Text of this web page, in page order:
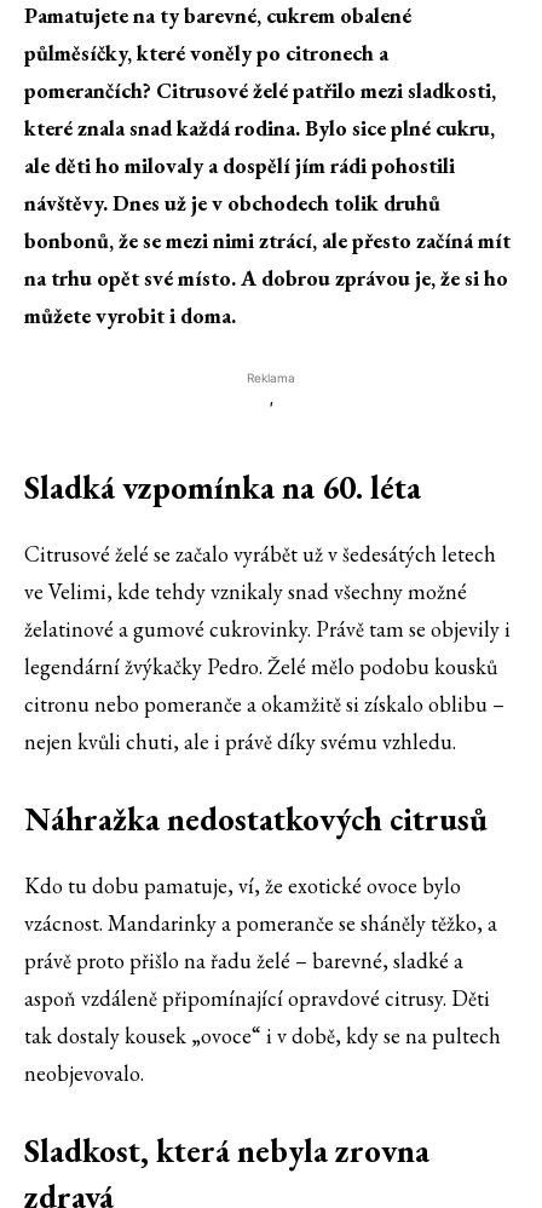
Pamatujete na ty barevné, cukrem obalené
půlměsíčky, které voněly po citronech a
pomerančích? Citrusové želé patřilo mezi sladkosti,
které znala snad každá rodina. Bylo sice plné cukru,
ale děti ho milovaly a dospělí jím rádi pohostili
návštěvy. Dnes už je v obchodech tolik druhů
bonbonů, že se mezi nimi ztrácí, ale přesto začíná mít
na trhu opět své místo. A dobrou zprávou je, že si ho
můžete vyrobit i doma.
Reklama
'
Sladká vzpomínka na 60. léta
Citrusové želé se začalo vyrábět už v šedesátých letech
ve Velimi, kde tehdy vznikaly snad všechny možné
želatinové a gumové cukrovinky. Právě tam se objevily i
legendární žvýkačky Pedro. Želé mělo podobu kousků
citronu nebo pomeranče a okamžitě si získalo oblibu –
nejen kvůli chuti, ale i právě díky svému vzhledu.
Náhražka nedostatkových citrusů
Kdo tu dobu pamatuje, ví, že exotické ovoce bylo
vzácnost. Mandarinky a pomeranče se sháněly těžko, a
právě proto přišlo na řadu želé – barevné, sladké a
aspoň vzdáleně připomínající opravdové citrusy. Děti
tak dostaly kousek „ovoce“ i v době, kdy se na pultech
neobjevovalo.
Sladkost, která nebyla zrovna
zdravá